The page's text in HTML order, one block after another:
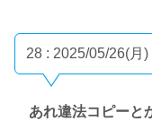
28 : 2025/05/26(月
あれ違法コピーと